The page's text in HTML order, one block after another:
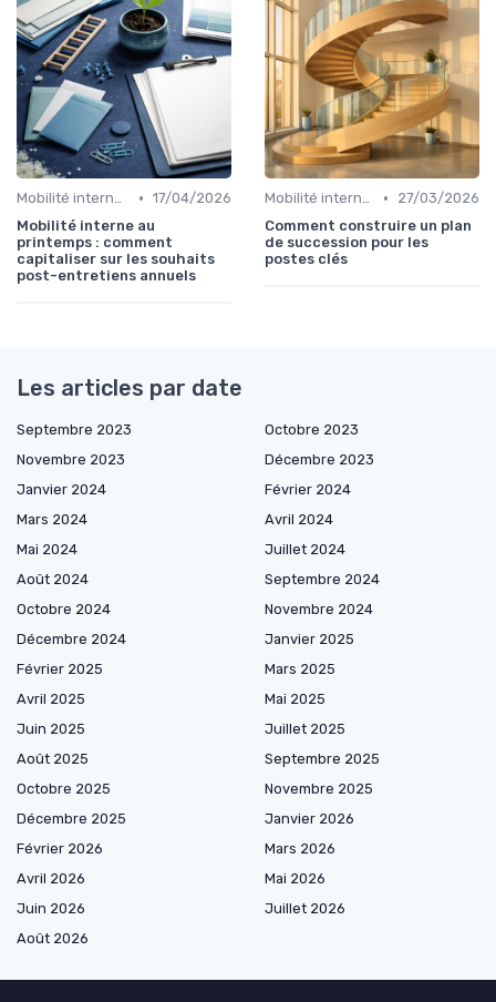
Mobilité interne & succession planning • 17/04/2026
Mobilité interne au
printemps : comment
capitaliser sur les souhaits
post-entretiens annuels
Mobilité interne & succession planning •
27/03/2026
Comment construire un plan
de succession pour les
postes clés
Les articles par date
Septembre 2023
Octobre 2023
Novembre 2023
Décembre 2023
Janvier 2024
Février 2024
Mars 2024
Avril 2024
Mai 2024
Juillet 2024
Août 2024
Septembre 2024
Octobre 2024
Novembre 2024
Décembre 2024
Janvier 2025
Février 2025
Mars 2025
Avril 2025
Mai 2025
Juin 2025
Juillet 2025
Août 2025
Septembre 2025
Octobre 2025
Novembre 2025
Décembre 2025
Janvier 2026
Février 2026
Mars 2026
Avril 2026
Mai 2026
Juin 2026
Juillet 2026
Août 2026